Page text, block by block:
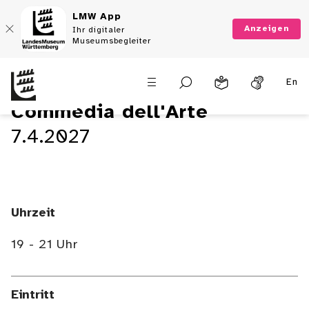
LMW App
Ihr digitaler
Museumsbegleiter
Anzeigen
En
Commedia dell'Arte
7.4.2027
Uhrzeit
19 - 21 Uhr
Eintritt